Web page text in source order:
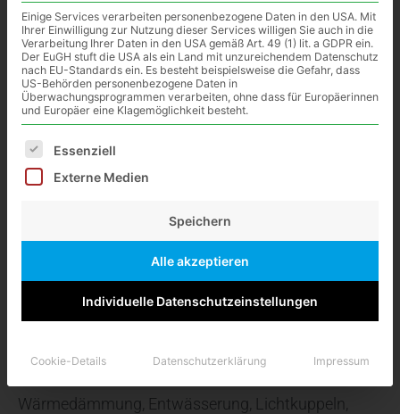
Das Flachdach ist aus der heutigen Architektur
nicht mehr zu verdrängen. Bedingt durch die
Funktionalität dieser Bauweise ergeben sich
Bauwerke. Es gehört auch heute noch zu den
stark beanspruchten Dacheindeckungen. Diese
Herausforderung Ihnen ein langlebiges und
wir uns zur Aufgabe gemacht.
Abgestimmt auf Ihr Objekt, beraten wir sie
Wärmedämmung, Entwässerung, Lichtkuppeln,
Einige Services verarbeiten personenbezogene Daten in den USA. Mit
Ihrer Einwilligung zur Nutzung dieser Services willigen Sie auch in die
Verarbeitung Ihrer Daten in den USA gemäß Art. 49 (1) lit. a GDPR ein.
Der EuGH stuft die USA als ein Land mit unzureichendem Datenschutz
nach EU-Standards ein. Es besteht beispielsweise die Gefahr, dass
US-Behörden personenbezogene Daten in
Überwachungsprogrammen verarbeiten, ohne dass für Europäerinnen
und Europäer eine Klagemöglichkeit besteht.
Es folgt eine Liste der Service-Gruppen, für die eine
Essenziell
Externe Medien
Speichern
Alle akzeptieren
Individuelle Datenschutzeinstellungen
Cookie-Details Datenschutzerklärung Impressum